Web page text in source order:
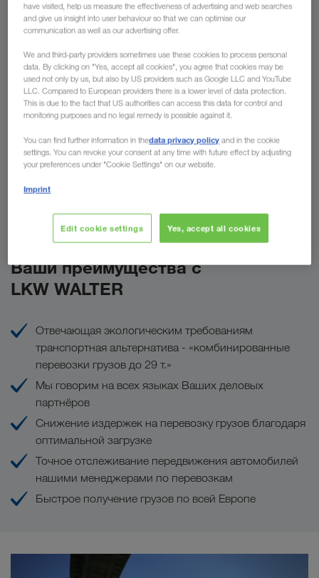
Из
Страна
Сделать запрос
Ваши преимущества с
LKW WALTER
Отвечающая экологическим требованиям
транспортная альтернатива - «комбинированные
перевозки грузов до 29 т.»
Мы говорим на всех языках Ваших деловых
партнёров
Снижение издержек на перевозку грузов благодаря
оптимальной загрузке
Точное отслеживание передвижения автомобилей
нашими менеджерами по перевозкам
Быстрое получение грузов по всей Европе
have visited, help us measure the effectiveness of advertising and web searches
and give us insight into user behaviour so that we can optimise our
communication as well as our advertising offer.
We and third-party providers sometimes use these cookies to process personal
data. By clicking on "Yes, accept all cookies", you agree that cookies may be
used not only by us, but also by US providers such as Google LLC and YouTube
LLC. Compared to European providers there is a lower level of data protection.
This is due to the fact that US authorities can access this data for control and
monitoring purposes and no legal remedy is possible against it.
You can find further information in thedata privacy policy and in the cookie
settings. You can revoke your consent at any time with future effect by adjusting
your preferences under "Cookie Settings" on our website.
Imprint
Edit cookie settings Yes, accept all cookies